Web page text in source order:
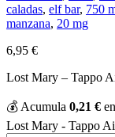
caladas, elf bar, 750
manzana, 20 mg
6,95 €
Lost Mary – Tappo
💰 Acumula 0,21 €
Lost Mary - Tappo